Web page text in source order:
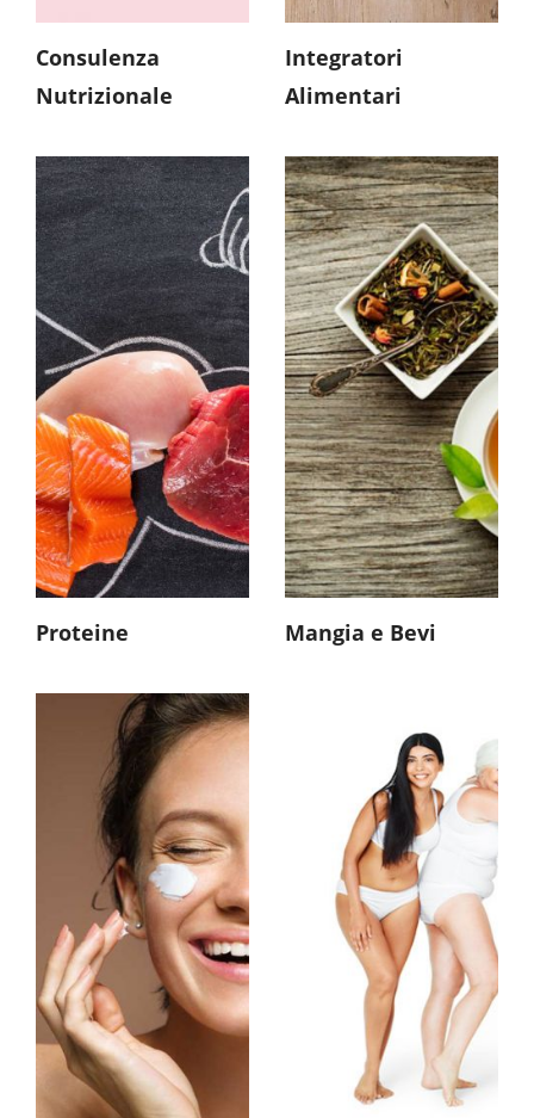
Consulenza
Nutrizionale
Integratori
Alimentari
Pranzo&Cena
Bevande
Spezza Fame
Proteine
Tisane
Caramelle con
Zucchero
Caramelle con Stevia
Cioccolato
Liquori
Mangia e Bevi
Integratori Viso
Detergenti Viso
Idratanti Viso
Uomo
Integratori Corpo
Detergenti Corpo
Idratanti Corpo
Igiene Intima
Gambe - Mani - Piedi
Prodotti Specifici
Solari